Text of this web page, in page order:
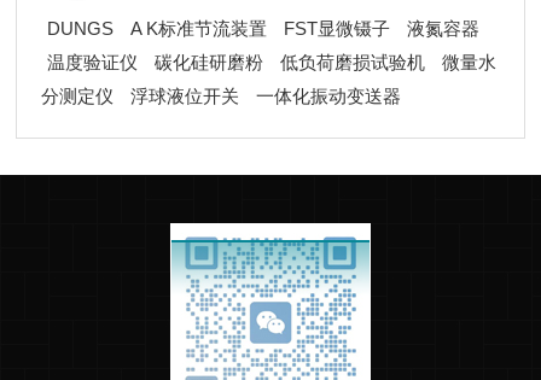
DUNGS A K标准节流装置 FST显微镊子
液氮容器
温度验证仪
碳化硅研磨粉 低负荷磨损试验机
微量水
分测定仪
浮球液位开关 一体化振动变送器